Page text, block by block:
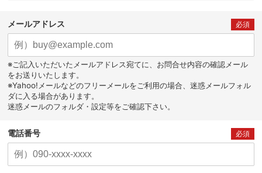
メールアドレス 必須
※ご記入いただいたメールアドレス宛てに、お問合せ内容の確認メール
をお送りいたします。
※Yahoo!メールなどのフリーメールをご利用の場合、迷惑メールフォル
ダに入る場合があります。
迷惑メールのフォルダ・設定等をご確認下さい。
電話番号 必須